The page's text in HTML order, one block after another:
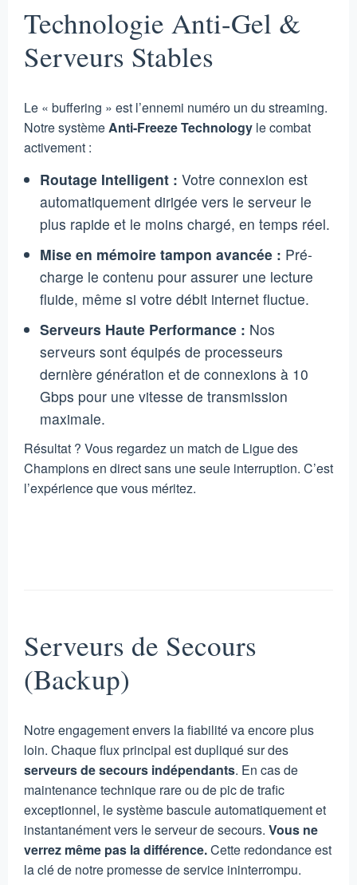
Technologie Anti-Gel &
Serveurs Stables
Le « buffering » est l’ennemi numéro un du streaming.
Notre systèmeAnti-Freeze Technology le combat
activement :
Routage Intelligent : Votre connexion est
automatiquement dirigée vers le serveur le
plus rapide et le moins chargé, en temps réel.
Mise en mémoire tampon avancée : Pré-
charge le contenu pour assurer une lecture
fluide, même si votre débit internet fluctue.
Serveurs Haute Performance : Nos
serveurs sont équipés de processeurs
dernière génération et de connexions à 10
Gbps pour une vitesse de transmission
maximale.
Résultat ? Vous regardez un match de Ligue des
Champions en direct sans une seule interruption. C’est
l’expérience que vous méritez.
Serveurs de Secours
(Backup)
Notre engagement envers la fiabilité va encore plus
loin. Chaque flux principal est dupliqué sur des
serveurs de secours indépendants. En cas de
maintenance technique rare ou de pic de trafic
exceptionnel, le système bascule automatiquement et
instantanément vers le serveur de secours. Vous ne
verrez même pas la différence.Cette redondance est
la clé de notre promesse de service ininterrompu.